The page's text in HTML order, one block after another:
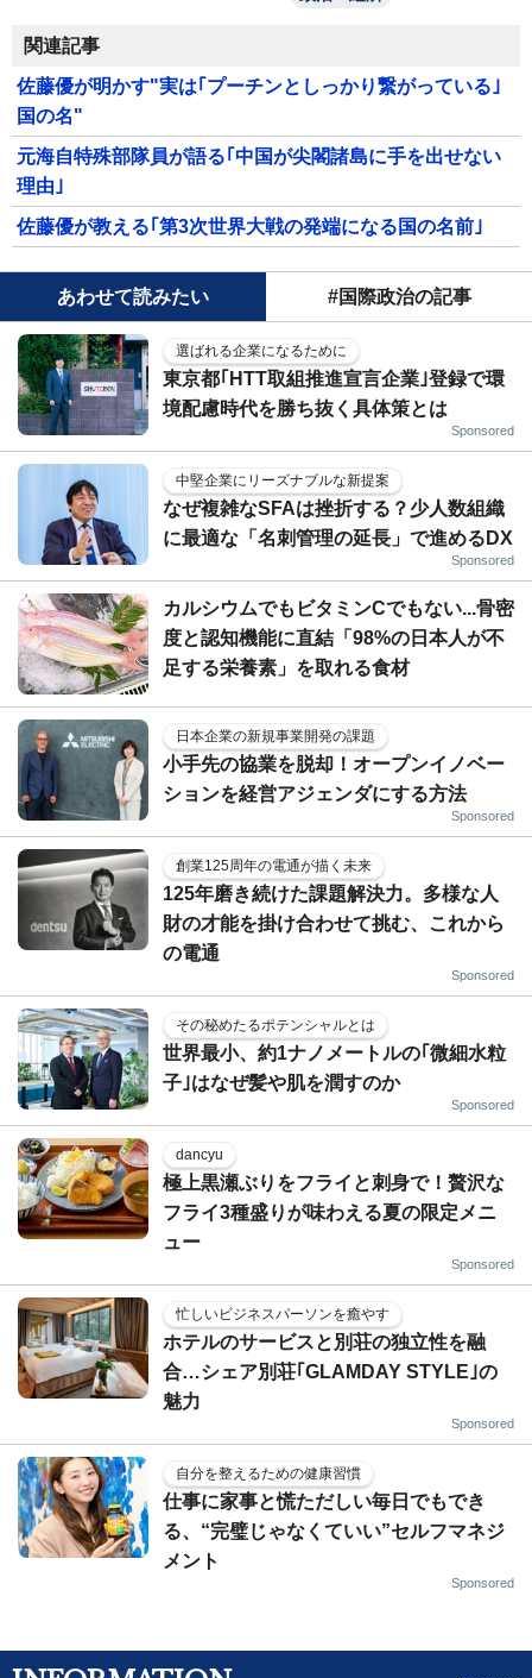
関連記事
佐藤優が明かす"実は｢プーチンとしっかり繋がっている｣
国の名"
元海自特殊部隊員が語る｢中国が尖閣諸島に手を出せない
理由｣
佐藤優が教える｢第3次世界大戦の発端になる国の名前｣
あわせて読みたい #国際政治の記事
選ばれる企業になるために
東京都｢HTT取組推進宣言企業｣登録で環
境配慮時代を勝ち抜く具体策とは
Sponsored
中堅企業にリーズナブルな新提案
なぜ複雑なSFAは挫折する？少人数組織
に最適な「名刺管理の延長」で進めるDX
Sponsored
カルシウムでもビタミンCでもない...骨密
度と認知機能に直結「98%の日本人が不
足する栄養素」を取れる食材
日本企業の新規事業開発の課題
小手先の協業を脱却！オープンイノベー
ションを経営アジェンダにする方法
Sponsored
創業125周年の電通が描く未来
125年磨き続けた課題解決力。多様な人
財の才能を掛け合わせて挑む、これから
の電通
Sponsored
その秘めたるポテンシャルとは
世界最小、約1ナノメートルの｢微細水粒
子｣はなぜ髪や肌を潤すのか
Sponsored
dancyu
極上黒瀬ぶりをフライと刺身で！贅沢な
フライ3種盛りが味わえる夏の限定メニ
ュー
Sponsored
忙しいビジネスパーソンを癒やす
ホテルのサービスと別荘の独立性を融
合…シェア別荘｢GLAMDAY STYLE｣の
魅力
Sponsored
自分を整えるための健康習慣
仕事に家事と慌ただしい毎日でもでき
る、“完璧じゃなくていい”セルフマネジ
メント
Sponsored